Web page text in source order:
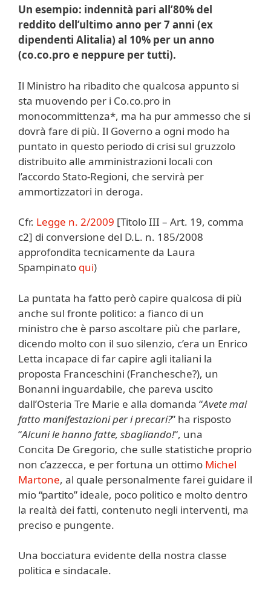
Un esempio: indennità pari all’80% del
reddito dell’ultimo anno per 7 anni (ex
dipendenti Alitalia) al 10% per un anno
(co.co.pro e neppure per tutti).
Il Ministro ha ribadito che qualcosa appunto si
sta muovendo per i Co.co.pro in
monocommittenza*, ma ha pur ammesso che si
dovrà fare di più. Il Governo a ogni modo ha
puntato in questo periodo di crisi sul gruzzolo
distribuito alle amministrazioni locali con
l’accordo Stato-Regioni, che servirà per
ammortizzatori in deroga.
Cfr. Legge n. 2/2009 [Titolo III – Art. 19, comma
c2] di conversione del D.L. n. 185/2008
approfondita tecnicamente da Laura
Spampinato qui)
La puntata ha fatto però capire qualcosa di più
anche sul fronte politico: a fianco di un
ministro che è parso ascoltare più che parlare,
dicendo molto con il suo silenzio, c’era un Enrico
Letta incapace di far capire agli italiani la
proposta Franceschini (Franchesche?), un
Bonanni inguardabile, che pareva uscito
dall’Osteria Tre Marie e alla domanda “Avete mai
fatto manifestazioni per i precari?” ha risposto
“Alcuni le hanno fatte, sbagliando!“, una
Concita De Gregorio, che sulle statistiche proprio
non c’azzecca, e per fortuna un ottimo Michel
Martone, al quale personalmente farei guidare il
mio “partito” ideale, poco politico e molto dentro
la realtà dei fatti, contenuto negli interventi, ma
preciso e pungente.
Una bocciatura evidente della nostra classe
politica e sindacale.